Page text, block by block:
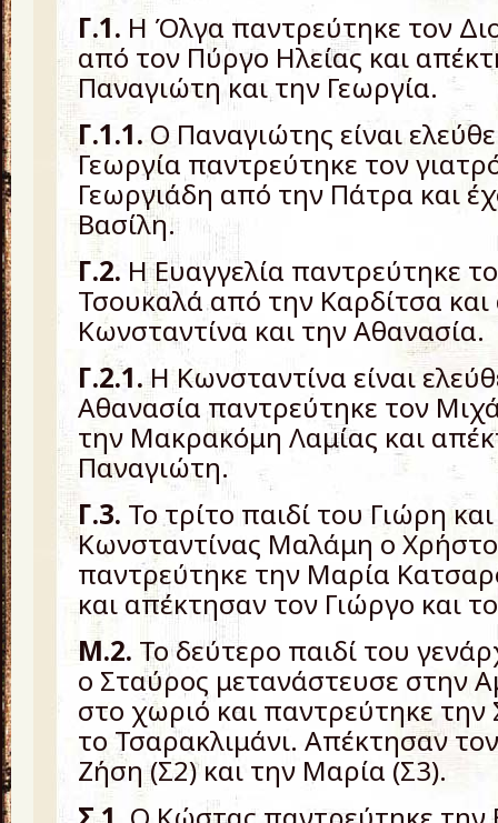
Γ.1. Η Όλγα παντρεύτηκε τον
από τον Πύργο Ηλείας και
Παναγιώτη και την Γεωργία.
Γ.1.1. Ο Παναγιώτης είναι
Γεωργία παντρεύτηκε τον
Γεωργιάδη από την Πάτρα και
Βασίλη.
Γ.2. Η Ευαγγελία παντρεύτηκε
Τσουκαλά από την Καρδίτσα
Κωνσταντίνα και την Αθανασία.
Γ.2.1.Η Κωνσταντίνα είναι
Αθανασία παντρεύτηκε τον
την Μακρακόμη Λαμίας και
Παναγιώτη.
Γ.3. Το τρίτο παιδί του Γιώρη
Κωνσταντίνας Μαλάμη ο
παντρεύτηκε την Μαρία
και απέκτησαν τον Γιώργο και
Μ.2. Το δεύτερο παιδί του
ο Σταύρος μετανάστευσε στην
στο χωριό και παντρεύτηκε
το Τσαρακλιμάνι. Απέκτησαν
Ζήση (Σ2) και την Μαρία (Σ3).